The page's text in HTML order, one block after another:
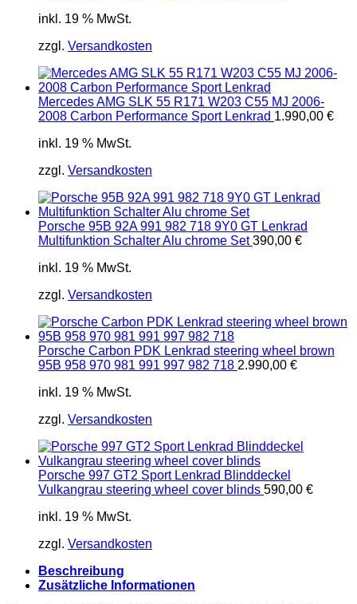
inkl. 19 % MwSt.
zzgl. Versandkosten
Mercedes AMG SLK 55 R171 W203 C55 MJ 2006-
2008 Carbon Performance Sport Lenkrad 1.990,00 €
inkl. 19 % MwSt.
zzgl. Versandkosten
Porsche 95B 92A 991 982 718 9Y0 GT Lenkrad
Multifunktion Schalter Alu chrome Set 390,00 €
inkl. 19 % MwSt.
zzgl. Versandkosten
Porsche Carbon PDK Lenkrad steering wheel brown
95B 958 970 981 991 997 982 718 2.990,00 €
inkl. 19 % MwSt.
zzgl. Versandkosten
Porsche 997 GT2 Sport Lenkrad Blinddeckel
Vulkangrau steering wheel cover blinds 590,00 €
inkl. 19 % MwSt.
zzgl. Versandkosten
Beschreibung
Zusätzliche Informationen